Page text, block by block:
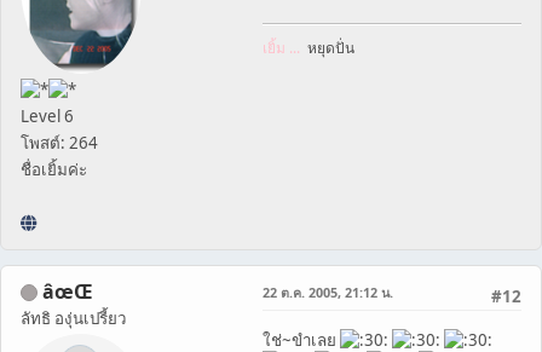
Level 6
โพสต์: 264
ชื่อเยิ้มค่ะ
เยิ้ม ... หยุดปั่น
âœŒ
ลัทธิ องุ่นเปรี้ยว
#12
22 ต.ค. 2005, 21:12 น.
ใช่~ขำเลย